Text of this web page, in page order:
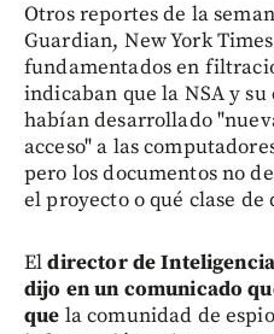
Otros reportes de la
Guardian, New York
fundamentados en
indicaban que la NSA y
habían desarrollado
acceso" a las
pero los documentos no
el proyecto o qué clase de
Eldirector de
dijo en un comunicado
que la comunidad de